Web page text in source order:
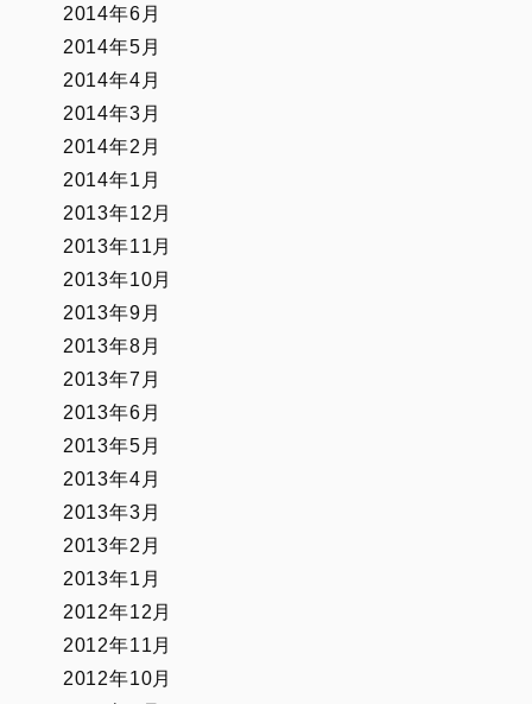
2014年6月
2014年5月
2014年4月
2014年3月
2014年2月
2014年1月
2013年12月
2013年11月
2013年10月
2013年9月
2013年8月
2013年7月
2013年6月
2013年5月
2013年4月
2013年3月
2013年2月
2013年1月
2012年12月
2012年11月
2012年10月